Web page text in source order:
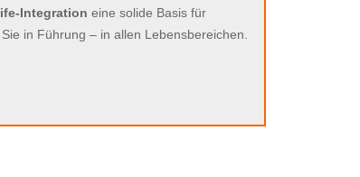
Integration eine solide Basis für
in Führung – in allen Lebensbereichen.